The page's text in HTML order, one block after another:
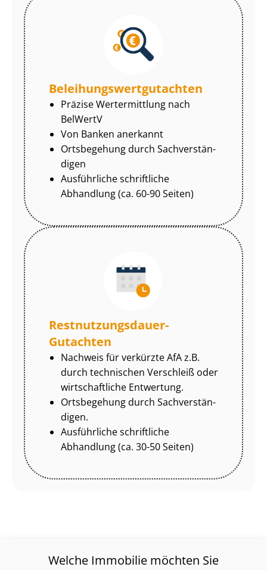
Be­lei­hungs­wert­gut­ach­ten
Präzise Wertermittlung nach
BelWertV
Von Banken anerkannt
Ortsbegehung durch Sach­ver­stän­
di­gen
Ausführliche schriftliche
Abhandlung (ca. 60-90 Seiten)
Rest­nut­zungs­dau­er-
Gutachten
Nachweis für verkürzte AfA z.B.
durch technischen Verschleiß oder
wirtschaftliche Entwertung.
Ortsbegehung durch Sach­ver­stän­
di­gen.
Ausführliche schriftliche
Abhandlung (ca. 30-50 Seiten)
Welche Immobilie möchten Sie